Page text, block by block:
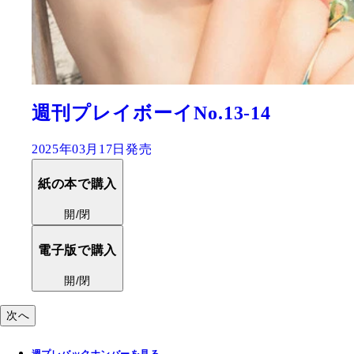
豊島心桜1st写真集『心桜ば
2025年03月19日発売
紙の本で購入
電子版で購入
次へ